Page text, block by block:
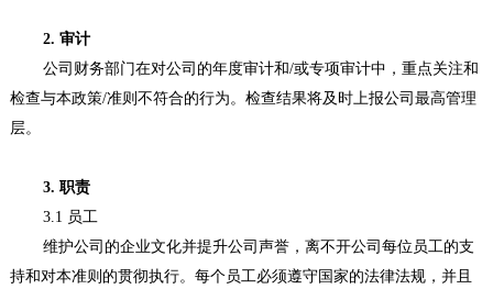
2. 审计
公司财务部门在对公司的年度审计和/或专项审计中，重点关注和
检查与本政策/准则不符合的行为。检查结果将及时上报公司最高管理
层。
3. 职责
3.1 员工
维护公司的企业文化并提升公司声誉，离不开公司每位员工的支
持和对本准则的贯彻执行。每个员工必须遵守国家的法律法规，并且